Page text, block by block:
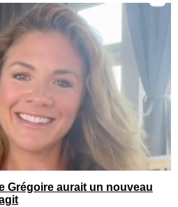
Grégoire aurait un nouveau